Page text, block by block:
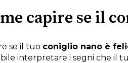
capire se il
se il tuo coniglio nano è
interpretare i segni che il